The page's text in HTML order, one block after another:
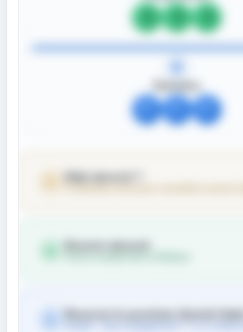
Déjà abonné ?
Devenir abonné
Recevoir le prochain Quinté fiable